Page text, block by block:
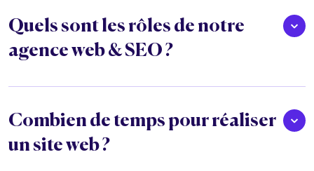
Quels sont les rôles de notre
agence web & SEO ?
Combien de temps pour réaliser
un site web ?